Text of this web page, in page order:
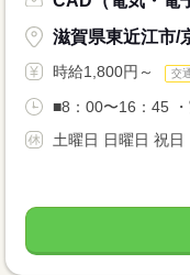
滋賀県東近江市/
時給1,800円～ 交
■8：00〜16：45
土曜日 日曜日 祝日